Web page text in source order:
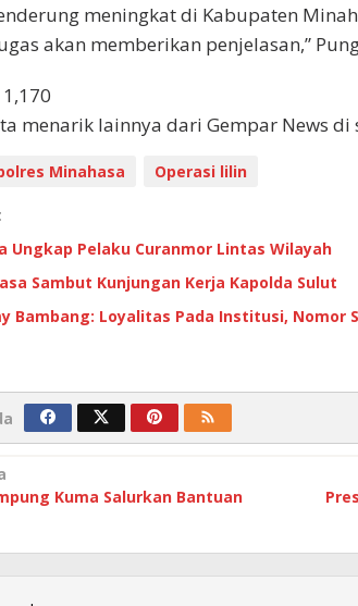
meningkat di Kabupaten
akan memberikan penjelasan,”
1,170
menarik lainnya dari Gempar News di
Minahasa Operasi lilin
Ungkap Pelaku Curanmor Lintas Wilayah
Sambut Kunjungan Kerja Kapolda Sulut
Bambang: Loyalitas Pada Institusi, Nomor
Kuma Salurkan Bantuan